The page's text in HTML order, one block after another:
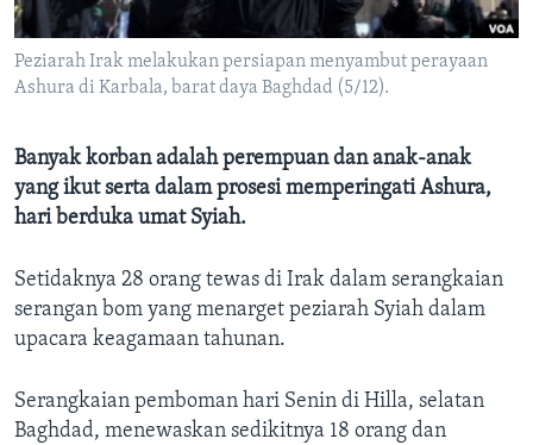
Peziarah Irak melakukan persiapan menyambut perayaan
Ashura di Karbala, barat daya Baghdad (5/12).
Banyak korban adalah perempuan dan anak-anak
yang ikut serta dalam prosesi memperingati Ashura,
hari berduka umat Syiah.
Setidaknya 28 orang tewas di Irak dalam serangkaian
serangan bom yang menarget peziarah Syiah dalam
upacara keagamaan tahunan.
Serangkaian pemboman hari Senin di Hilla, selatan
Baghdad, menewaskan sedikitnya 18 orang dan